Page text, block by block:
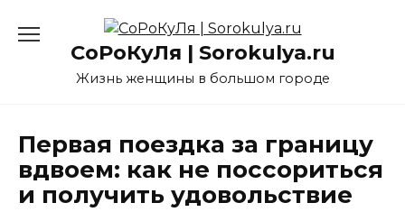
содержаниюСоРоКуЛя | Sorokulya.ru
Жизнь женщины в большом городе
Первая поездка за границу
вдвоем: как не поссориться
и получить удовольствие